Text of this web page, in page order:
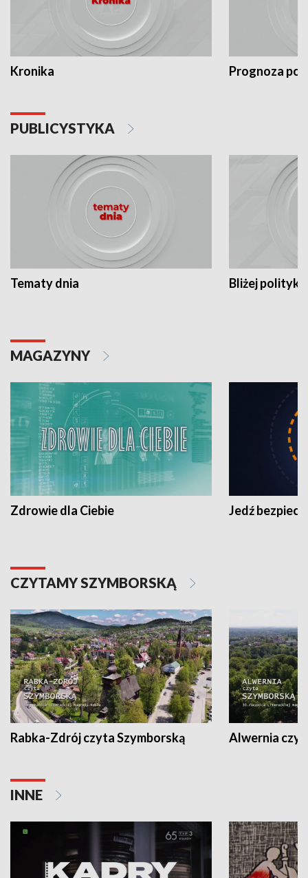
Kronika Prognoza
PUBLICYSTYKA
Tematy dnia Bliżej polityki
MAGAZYNY
Zdrowie dla Ciebie Jedź
CZYTAMY SZYMBORSKĄ
Rabka-Zdrój czyta Szymborską Alwernia
INNE